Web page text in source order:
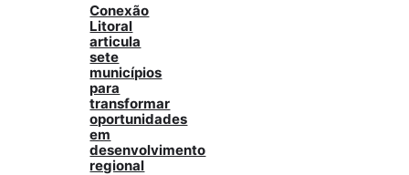
Conexão
Litoral
articula
sete
municípios
para
transformar
oportunidades
em
desenvolvimento
regional